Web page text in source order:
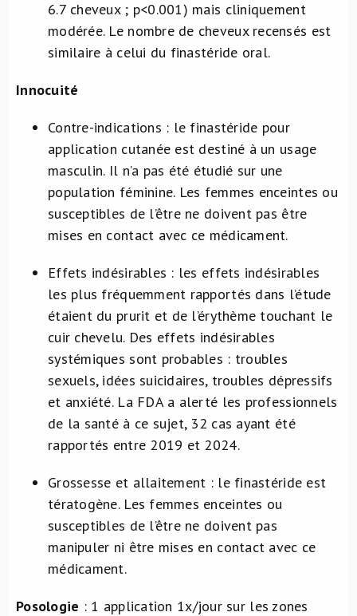
6.7 cheveux ; p<0.001) mais cliniquement
modérée. Le nombre de cheveux recensés est
similaire à celui du finastéride oral.
Innocuité
Contre-indications : le finastéride pour
application cutanée est destiné à un usage
masculin. Il n’a pas été étudié sur une
population féminine. Les femmes enceintes ou
susceptibles de l’être ne doivent pas être
mises en contact avec ce médicament.
Effets indésirables : les effets indésirables
les plus fréquemment rapportés dans l’étude
étaient du prurit et de l’érythème touchant le
cuir chevelu. Des effets indésirables
systémiques sont probables : troubles
sexuels, idées suicidaires, troubles dépressifs
et anxiété. La FDA a alerté les professionnels
de la santé à ce sujet, 32 cas ayant été
rapportés entre 2019 et 2024.
Grossesse et allaitement : le finastéride est
tératogène. Les femmes enceintes ou
susceptibles de l’être ne doivent pas
manipuler ni être mises en contact avec ce
médicament.
Posologie : 1 application 1x/jour sur les zones